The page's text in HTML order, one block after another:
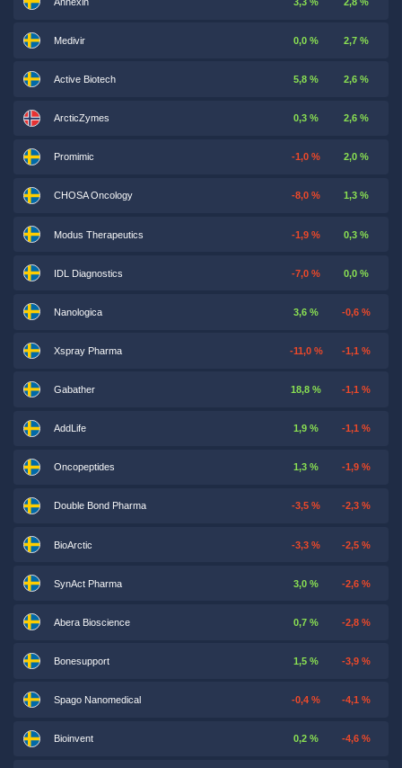
Medivir 0,0 % 2,7 %
Active Biotech 5,8 % 2,6 %
ArcticZymes 0,3 % 2,6 %
Promimic -1,0 % 2,0 %
CHOSA Oncology -8,0 % 1,3 %
Modus Therapeutics -1,9 % 0,3 %
IDL Diagnostics -7,0 % 0,0 %
Nanologica 3,6 % -0,6 %
Xspray Pharma -11,0 % -1,1 %
Gabather 18,8 % -1,1 %
AddLife 1,9 % -1,1 %
Oncopeptides 1,3 % -1,9 %
Double Bond Pharma -3,5 % -2,3 %
BioArctic -3,3 % -2,5 %
SynAct Pharma 3,0 % -2,6 %
Abera Bioscience 0,7 % -2,8 %
Bonesupport 1,5 % -3,9 %
Spago Nanomedical -0,4 % -4,1 %
Bioinvent 0,2 % -4,6 %